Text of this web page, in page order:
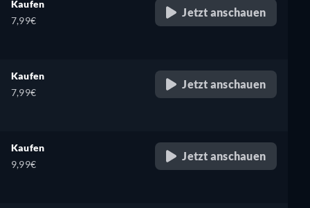
Kaufen
7,99€
Jetzt anschauen
Kaufen
7,99€
Jetzt anschauen
Kaufen
9,99€
Jetzt anschauen